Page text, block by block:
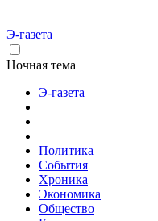
Э-газета
Ночная тема
Э-газета
Политика
События
Хроника
Экономика
Общество